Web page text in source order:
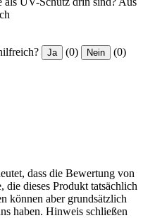
Ja (0) Nein (0)
dass die Bewertung von
die dieses Produkt tatsächlich
können aber grundsätzlich
haben. Hinweis schließen